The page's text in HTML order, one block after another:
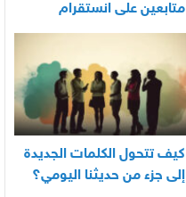
متابعين على انستقرام
بسرعة
كيف تتحول الكلمات الجديدة
إلى جزء من حديثنا اليومي؟